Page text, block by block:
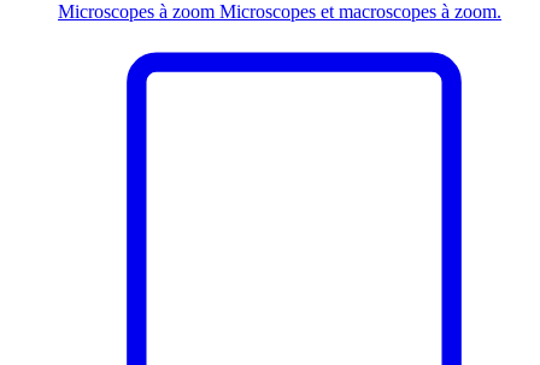
Microscopes à zoom Microscopes et macroscopes à zoom.